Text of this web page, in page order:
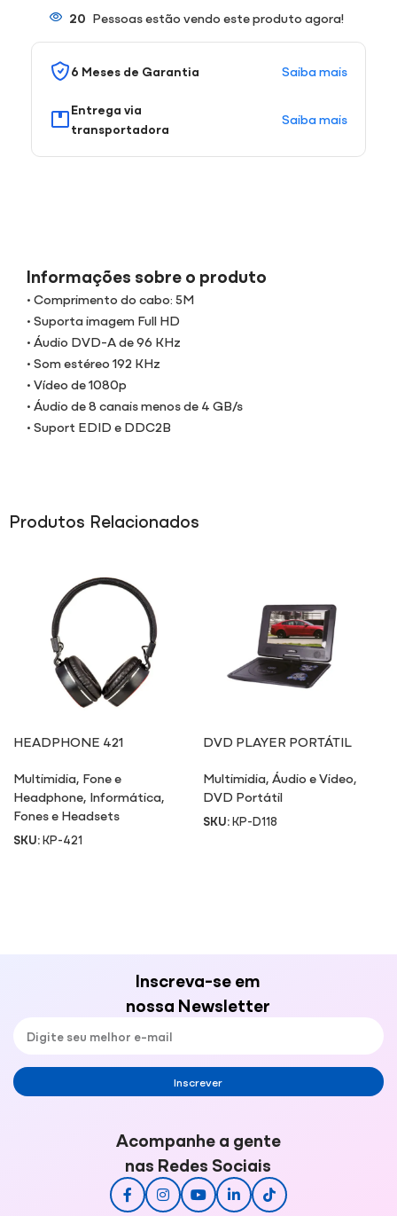
20 Pessoas estão vendo este produto agora!
6 Meses de Garantia Saiba mais
Entrega via
transportadora
Saiba mais
Informações sobre o produto
• Comprimento do cabo: 5M
• Suporta imagem Full HD
• Áudio DVD-A de 96 KHz
• Som estéreo 192 KHz
• Vídeo de 1080p
• Áudio de 8 canais menos de 4 GB/s
• Suport EDID e DDC2B
Produtos Relacionados
HEADPHONE 421
Multimidia, Fone e
Headphone, Informática,
Fones e Headsets
SKU:KP-421
DVD PLAYER PORTÁTIL
Multimidia,Áudio e Video,
DVD Portátil
SKU:KP-D118
Inscreva-se em
nossa Newsletter
Inscrever
Acompanhe a gente
nas Redes Sociais